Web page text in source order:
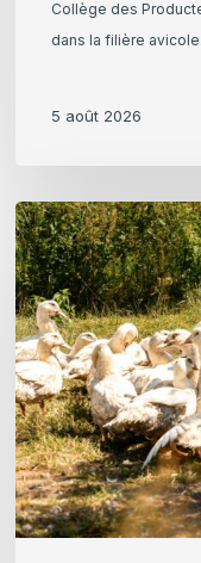
Collège des
dans la filière
5 août 2026
Foie
Gras
en
Reels
:
Une
campagne
d’information
et
de
pédagogie